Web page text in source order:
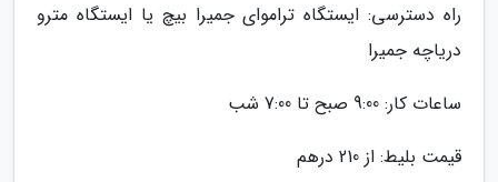
راه دسترسی: ایستگاه تراموای جمیرا بیچ یا ایستگاه مترو
دریاچه جمیرا
ساعات کار: 9:00 صبح تا 7:00 شب
قیمت بلیط: از 210 درهم